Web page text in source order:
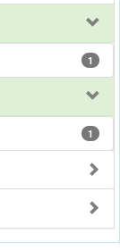
1
1